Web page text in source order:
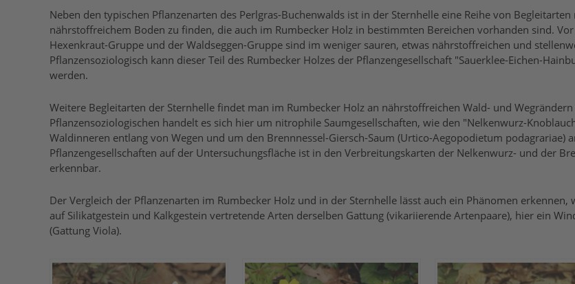
Neben den typischen Pflanzenarten des Perlgras-Buchenwalds ist in der Sternhelle eine Reihe von
nährstoffreichem Boden zu finden, die auch im Rumbecker Holz in bestimmten Bereichen vorhanden sind.
Hexenkraut-Gruppe und der Waldseggen-Gruppe sind im weniger sauren, etwas nährstoffreichen und
Pflanzensoziologisch kann dieser Teil des Rumbecker Holzes der Pflanzengesellschaft "Sauerklee-Eichen-
werden.
Weitere Begleitarten der Sternhelle findet man im Rumbecker Holz an nährstoffreichen Wald- und
Pflanzensoziologischen handelt es sich hier um nitrophile Saumgesellschaften, wie den "Nelkenwurz-
Waldinneren entlang von Wegen und um den Brennnessel-Giersch-Saum (Urtico-Aegopodietum podagrariae)
Pflanzengesellschaften auf der Untersuchungsfläche ist in den Verbreitungskarten der Nelkenwurz- und der
erkennbar.
Der Vergleich der Pflanzenarten im Rumbecker Holz und in der Sternhelle lässt auch ein Phänomen
auf Silikatgestein und Kalkgestein vertretende Arten derselben Gattung (vikariierende Artenpaare), hier ein
(Gattung Viola).